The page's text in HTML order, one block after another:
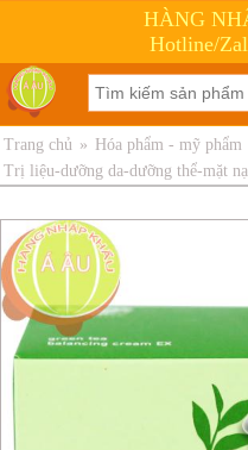
HÀNG
Hotline/
Trang chủ » Hóa phẩm - mỹ phẩm
Trị liệu-dưỡng da-dưỡng thể-mặt